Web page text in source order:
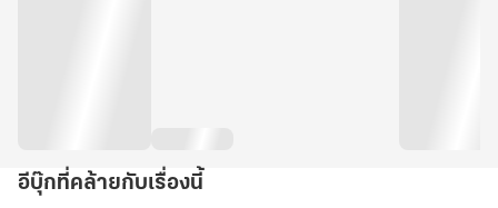
อีบุ๊กที่คล้ายกับเรื่องนี้